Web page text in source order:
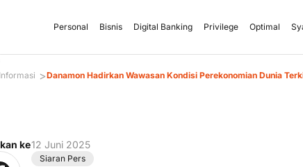
Personal Bisnis Digital Banking Privilege Optimal
>Danamon Hadirkan Wawasan Kondisi Perekonomian Dunia
ke12 Juni 2025
Siaran Pers